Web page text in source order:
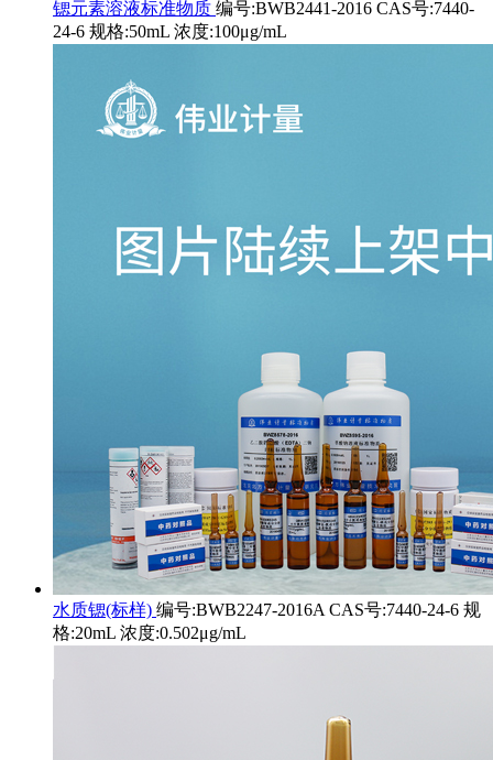
锶元素溶液标准物质 编号:BWB2441-2016 CAS号:7440-
24-6 规格:50mL 浓度:100μg/mL
水质锶(标样) 编号:BWB2247-2016A CAS号:7440-24-6 规
格:20mL 浓度:0.502μg/mL